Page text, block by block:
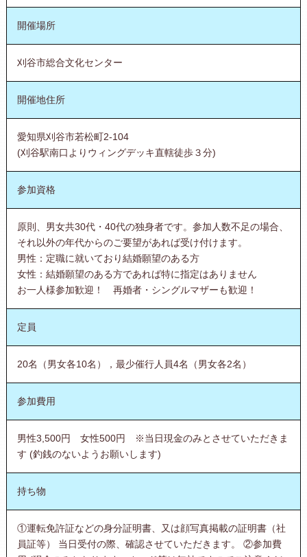
開催場所
刈谷市総合文化センター
開催地住所
愛知県刈谷市若松町2-104
(刈谷駅南口よりウィングデッキ直轄徒歩３分)
参加資格
原則、男女共30代・40代の独身者です。参加人数不足の場合、
それ以外の年代からのご要望があれば受け付けます。
男性：定職に就いており結婚願望のある方
女性：結婚願望のある方であれば特に指定はありません
お一人様参加歓迎！ 再婚者・シングルマザーも歓迎！
定員
20名（男女各10名），最少催行人員4名（男女各2名）
参加費用
男性3,500円 女性500円 ※当日現金のみとさせていただきま
す (釣銭のないようお願いします)
持ち物
①運転免許証などの身分証明書、又は顔写真掲載の証明書（社
員証等） 当日受付の際、確認させていただきます。 ②参加費